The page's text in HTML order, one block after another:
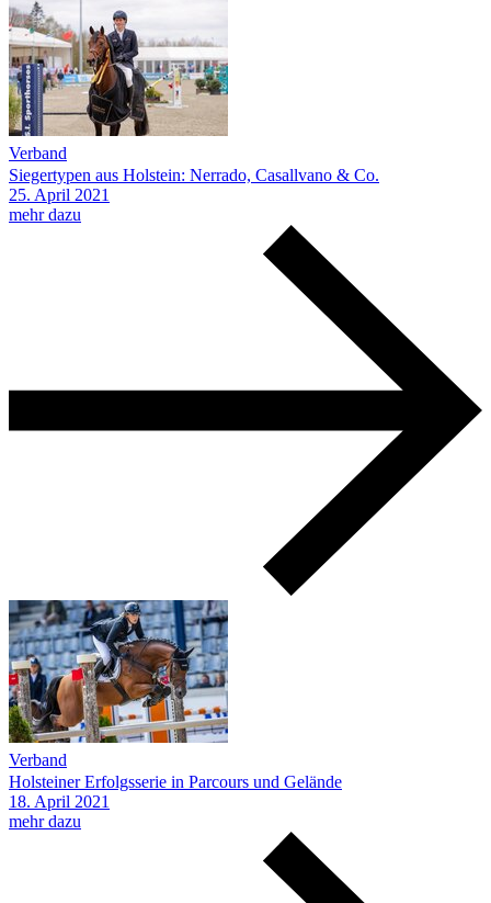
Verband
Siegertypen aus Holstein: Nerrado, Casallvano & Co.
25. April 2021
mehr dazu
Verband
Holsteiner Erfolgsserie in Parcours und Gelände
18. April 2021
mehr dazu